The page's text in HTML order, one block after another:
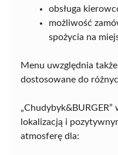
obsługa
możliwość
spożycia na
Menu uwzględnia
dostosowane do
lokalizacją i
atmosferę dla: